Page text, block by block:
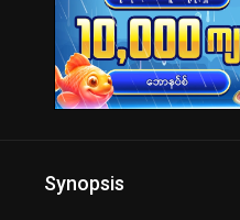
Synopsis